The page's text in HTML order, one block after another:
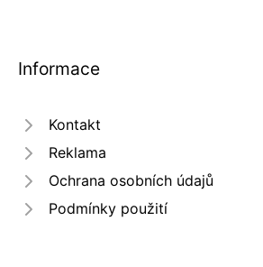
Informace
Kontakt
Reklama
Ochrana osobních údajů
Podmínky použití